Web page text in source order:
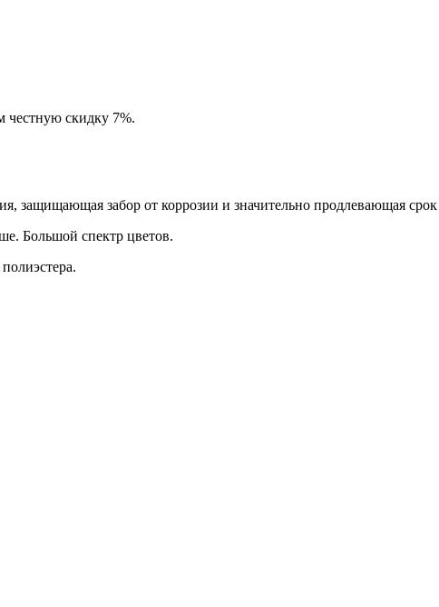
честную скидку 7%.
защищающая забор от коррозии и значительно продлевающая срок
Большой спектр цветов.